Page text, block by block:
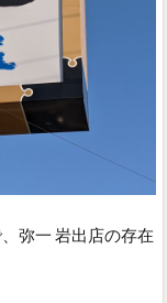
弥一 岩出店の存在